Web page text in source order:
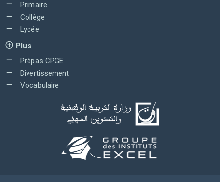
Primaire
Collège
Lycée
Plus
Prépas CPGE
Divertissement
Vocabulaire